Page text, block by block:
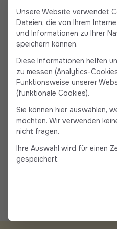
anderen Dörfern zu den
Um eine Fahrt von Porto
Sagone oder Tiuccia zu
Bastia zu buchen, müssen
herunterladen. Sobald Sie
Ihrer Abholung auswählen
wenigen Klicks
Zahlung ermöglicht es
zu bestätigen. Die App ist
Unsere Website verwendet
Dateien, die von Ihrem
und Informationen zu Ihrer
speichern können.
Diese Informationen helfen
zu messen (Analytics-
Funktionsweise unserer
(funktionale Cookies).
Sie können hier auswählen,
möchten. Wir verwenden
nicht fragen.
Ihre Auswahl wird für einen
gespeichert.